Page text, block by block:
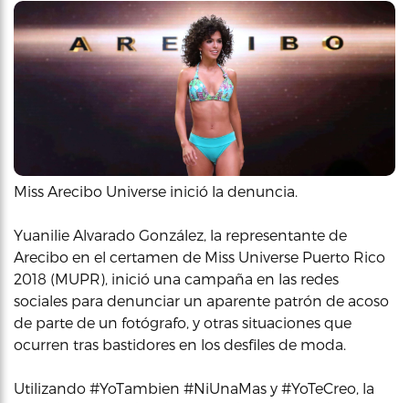
Miss Arecibo Universe inició la denuncia.
Yuanilie Alvarado González, la representante de
Arecibo en el certamen de Miss Universe Puerto Rico
2018 (MUPR), inició una campaña en las redes
sociales para denunciar un aparente patrón de acoso
de parte de un fotógrafo, y otras situaciones que
ocurren tras bastidores en los desfiles de moda.
Utilizando #YoTambien #NiUnaMas y #YoTeCreo, la